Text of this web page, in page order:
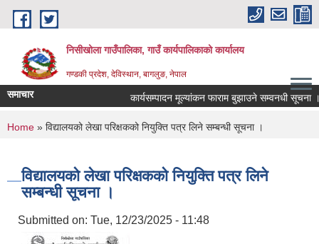
Skip to main content
निसीखोला गाउँपालिका, गाउँ कार्यपालिकाको कार्यालय
गण्डकी प्रदेश, देविस्थान, बागलुङ, नेपाल
समाचार कार्यसम्पादन मूल्यांकन फाराम बुझाउने सम्वनधी सूचना ।
You are here
Home » विद्यालयको लेखा परिक्षकको नियुक्ति पत्र लिने सम्बन्धी सूचना ।
विद्यालयको लेखा परिक्षकको नियुक्ति पत्र लिने
सम्बन्धी सूचना ।
Submitted on: Tue, 12/23/2025 - 11:48